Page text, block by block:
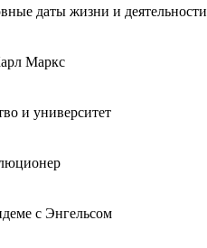
даты жизни и деятельности
Маркс
и университет
с Энгельсом